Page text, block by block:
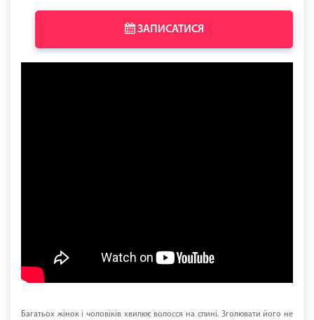
ЗАПИСАТИСЯ
Багатьох жінок і чоловіків хвилює волосся на спині. Зголювати його не